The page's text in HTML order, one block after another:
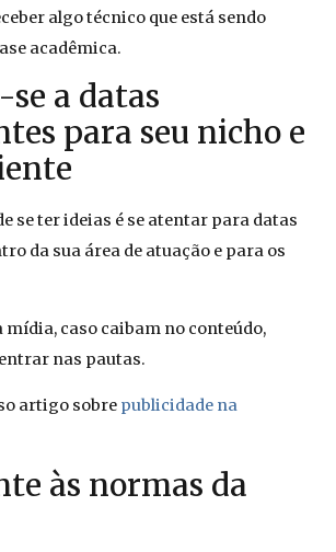
algo técnico que está sendo
acadêmica.
a datas
para seu nicho e
se ter ideias é se atentar para datas
da sua área de atuação e para os
mídia, caso caibam no conteúdo,
nas pautas.
artigo sobre publicidade na
às normas da